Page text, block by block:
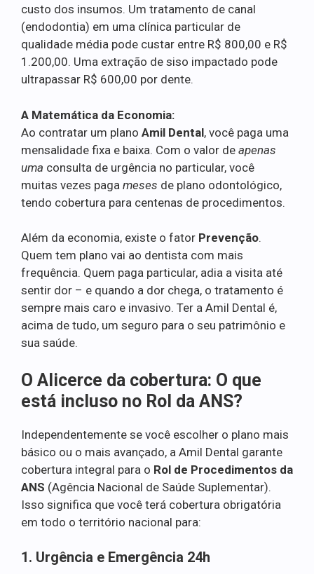
custo dos insumos. Um tratamento de canal
(endodontia) em uma clínica particular de
qualidade média pode custar entre R$ 800,00 e R$
1.200,00. Uma extração de siso impactado pode
ultrapassar R$ 600,00 por dente.
A Matemática da Economia:
Ao contratar um plano Amil Dental, você paga uma
mensalidade fixa e baixa. Com o valor de apenas
uma consulta de urgência no particular, você
muitas vezes paga meses de plano odontológico,
tendo cobertura para centenas de procedimentos.
Além da economia, existe o fator Prevenção.
Quem tem plano vai ao dentista com mais
frequência. Quem paga particular, adia a visita até
sentir dor – e quando a dor chega, o tratamento é
sempre mais caro e invasivo. Ter a Amil Dental é,
acima de tudo, um seguro para o seu patrimônio e
sua saúde.
O Alicerce da cobertura: O que
está incluso no Rol da ANS?
Independentemente se você escolher o plano mais
básico ou o mais avançado, a Amil Dental garante
cobertura integral para o Rol de Procedimentos da
ANS (Agência Nacional de Saúde Suplementar).
Isso significa que você terá cobertura obrigatória
em todo o território nacional para:
1. Urgência e Emergência 24h